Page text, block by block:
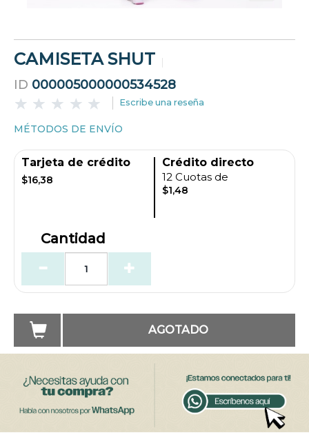
CAMISETA SHUT
ID 000005000000534528
Escribe una reseña
MÉTODOS DE ENVÍO
Tarjeta de crédito
$16,38
Crédito directo
12 Cuotas de
$1,48
Cantidad
AGOTADO